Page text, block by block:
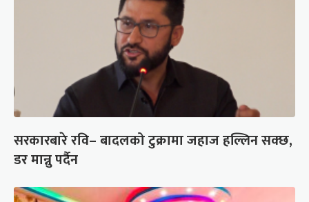
सरकारबारे रवि– बादलको टुक्रामा जहाज हल्लिन सक्छ,
डर मान्नु पर्दैन